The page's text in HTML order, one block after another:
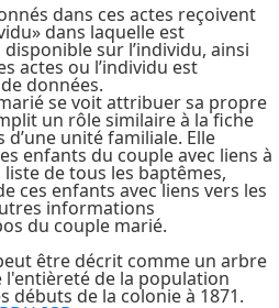
dans ces actes reçoivent
dans laquelle est
sur l’individu, ainsi
actes ou l’individu est
données.
se voit attribuer sa propre
un rôle similaire à la fiche
d’une unité familiale. Elle
enfants du couple avec liens à
de tous les baptêmes,
ces enfants avec liens vers les
informations
du couple marié.
être décrit comme un arbre
de la population
débuts de la colonie à 1871.